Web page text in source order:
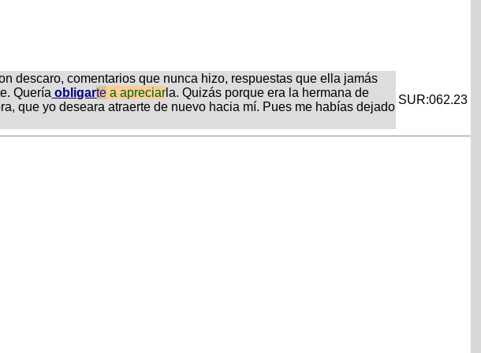
descaro, comentarios que nunca hizo, respuestas que ella jamás
Quería obligarte a apreciar la. Quizás porque era la hermana de
que yo deseara atraerte de nuevo hacia mí. Pues me habías dejado
SUR:062.23